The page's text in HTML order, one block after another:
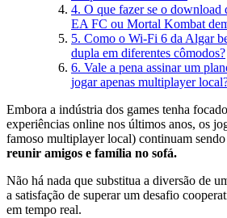
4. O que fazer se o download
EA FC ou Mortal Kombat
5. Como o Wi-Fi 6 da Algar
dupla em diferentes cômodos?
6. Vale a pena assinar um
jogar apenas multiplayer
Embora a indústria dos games tenha
experiências online nos últimos anos, os
famoso multiplayer local) continuam sendo
reunir amigos e família no sofá.
Não há nada que substitua a diversão de
a satisfação de superar um desafio
em tempo real.